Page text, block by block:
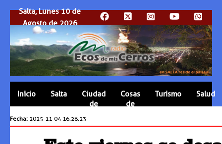
Salta, Lunes 10 de
Agosto de 2026
Inicio Salta
Ciudad
de
Cosas
de
Turismo Salud
Fecha: 2025-11-04 16:28:23